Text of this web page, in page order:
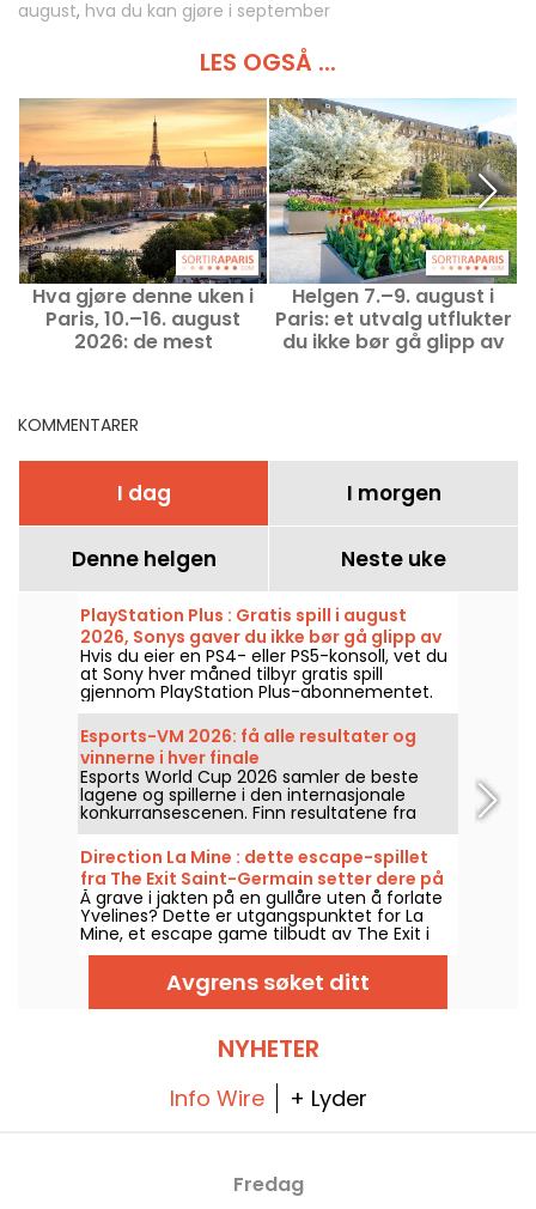
august, hva du kan gjøre i september
LES OGSÅ ...
Hva gjøre denne uken i
Paris, 10.–16. august
2026: de mest
Helgen 7.–9. august i
Paris: et utvalg utflukter
du ikke bør gå glipp av
KOMMENTARER
I dag I morgen
Denne helgen Neste uke
PlayStation Plus : Gratis spill i august
2026, Sonys gaver du ikke bør gå glipp av
Hvis du eier en PS4- eller PS5-konsoll, vet du
at Sony hver måned tilbyr gratis spill
gjennom PlayStation Plus-abonnementet.
Så hvilke spill er gratis i august 2026? Ta en
titt på månedens utvalg.
Esports-VM 2026: få alle resultater og
vinnerne i hver finale
Esports World Cup 2026 samler de beste
lagene og spillerne i den internasjonale
konkurransescenen. Finn resultatene fra
finalene, poengene, vinnerne av hver
turnering og kalenderen for de neste
kampene.
Direction La Mine : dette escape-spillet
fra The Exit Saint-Germain setter dere på
sporet av en glemt skatt
Å grave i jakten på en gullåre uten å forlate
Yvelines? Dette er utgangspunktet for La
Mine, et escape game tilbudt av The Exit i
Saint-Germain-en-Laye, hvor laget ditt drar
ut for å utforske en gammel gruve.
Avgrens søket ditt
NYHETER
Info Wire + Lyder
Fredag